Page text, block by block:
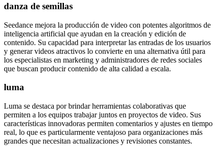
danza de semillas
Seedance mejora la producción de video con potentes algoritmos de
inteligencia artificial que ayudan en la creación y edición de
contenido. Su capacidad para interpretar las entradas de los usuarios
y generar videos atractivos lo convierte en una alternativa útil para
los especialistas en marketing y administradores de redes sociales
que buscan producir contenido de alta calidad a escala.
luma
Luma se destaca por brindar herramientas colaborativas que
permiten a los equipos trabajar juntos en proyectos de video. Sus
características innovadoras permiten comentarios y ajustes en tiempo
real, lo que es particularmente ventajoso para organizaciones más
grandes que necesitan actualizaciones y revisiones constantes.